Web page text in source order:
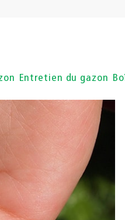
Entretien du gazon